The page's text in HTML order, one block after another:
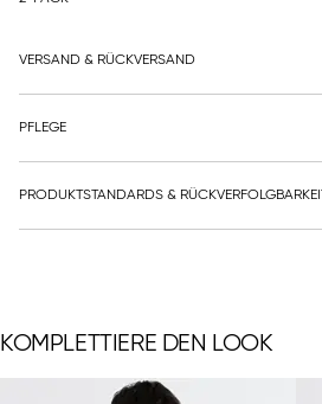
VERSAND & RÜCKVERSAND
PFLEGE
PRODUKTSTANDARDS & RÜCKVERFOLGBARKEIT
KOMPLETTIERE DEN LOOK